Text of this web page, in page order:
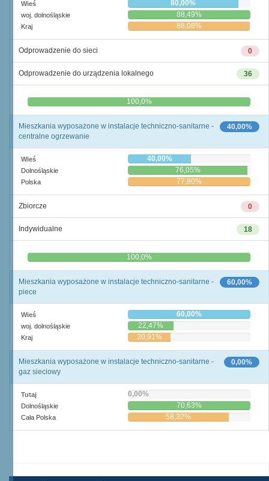
Wieś 80,00%
woj. dolnośląskie 88,49%
Kraj 88,08%
0
Odprowadzenie do sieci
36
Odprowadzenie do urządzenia lokalnego
0,0% 100,0%
40,00%
Mieszkania wyposażone w instalacje techniczno-sanitarne -
centralne ogrzewanie
Wieś 40,00%
Dolnośląskie 76,05%
Polska 77,80%
0
Zbiorcze
18
Indywidualne
0,0% 100,0%
60,00%
Mieszkania wyposażone w instalacje techniczno-sanitarne -
piece
Wieś 60,00%
woj. dolnośląskie 22,47%
Kraj 20,91%
0,00%
Mieszkania wyposażone w instalacje techniczno-sanitarne -
gaz sieciowy
Tutaj 0,00%
Dolnośląskie 70,63%
Cała Polska 58,32%